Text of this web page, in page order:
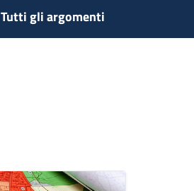
Tutti gli argomenti